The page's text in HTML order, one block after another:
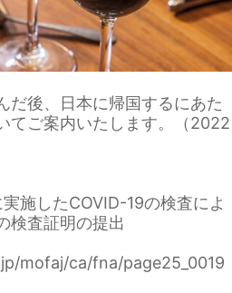
だ後、日本に帰国するにあた
てご案内いたします。（2022
施したCOVID-19の検査によ
検査証明の提出
mofaj/ca/fna/page25_0019